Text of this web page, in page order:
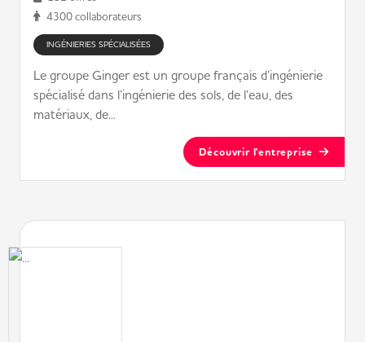
4300 collaborateurs
INGÉNIERIES SPÉCIALISÉES
Le groupe Ginger est un groupe français d’ingénierie
spécialisé dans l’ingénierie des sols, de l’eau, des
matériaux, de...
Découvrir l'entreprise